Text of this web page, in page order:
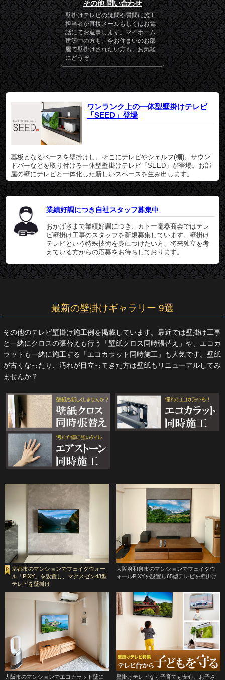
その他 問い合わせ
壁掛けテレビの疑問や質問に施工
担当者が直接メールもしくはお電
話にてお返事します。マイホーム
建築中の方も、今お住まいのお部
屋で壁掛けされたい方も、お気軽
にどうぞ。
ワンランク上の一体型壁掛けテレビ
「SEED」登場
基板となるベースを壁掛けし、そこにテレビやシェルフ(棚)、サウン
ドバーなどを取り付ける一体型壁掛けテレビ「SEED」が登場。お部
屋の壁にテレビと一体化した新しいスペースを生み出します。
業績好調につき自社スタッフ募集中
おかげさまで業績好調につき、カトー電器商会ではテレ
ビ壁掛け工事のスタッフを新規募集しています。壁掛け
テレビという特殊技術を身につけたい方、将来独立を考
えている方からの応募をお待ちしております。
最新の壁掛けギャラリー 9選
その他のテレビ壁掛け施工例を掲載しています。最近では壁掛け工事
と一緒にクロスの張替えも行う「壁紙クロス同時張替え」や、エコカ
ラットも一緒に施工する「エコカラット同時施工」も人気です。壁紙
が古くなったり、汚れが目立ってきた方は壁紙もリニューアルしてみ
ませんか？
京都市のマンションでフェイクウォー
ル「PIXY」を設置し、マクスゼン43型
テレビを壁掛け
大阪府和泉市のマンションでフェイクウ
ォールPIXYを設置し65型テレビを壁掛け
大阪市のマンションでエコカラット壁に
壁掛けテレビなら子育ても安心。お子さ